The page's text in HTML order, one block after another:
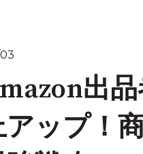
出
アップ！